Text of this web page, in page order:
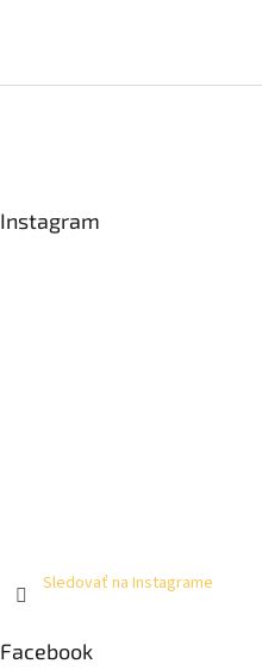
Instagram
Sledovať na Instagrame
Facebook